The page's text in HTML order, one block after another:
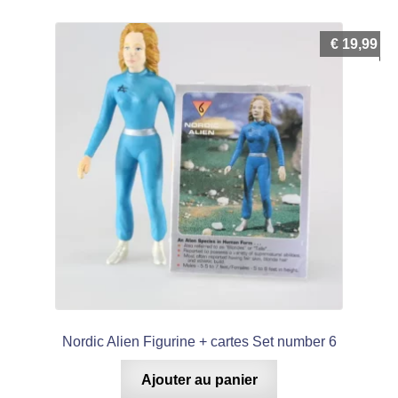
Nordic Alien Figurine + cartes Set number 6
€ 19,99
Ajouter au panier